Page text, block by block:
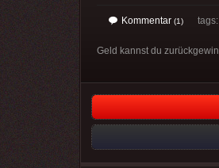
Kommentar (1)
Geld kannst du